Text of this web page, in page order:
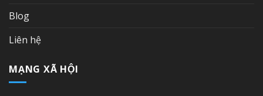
Blog
Liên hệ
MẠNG XÃ HỘI